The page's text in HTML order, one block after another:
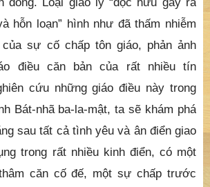
hỗn loạn” hình như đã thấm nhiễm
sự cố chấp tôn giáo, phản ảnh
điều căn bản của rất nhiều tín
cứu những giáo điều này trong
Bát-nhã ba-la-mật, ta sẽ khám phá
sau tất cả tình yêu và ân điển giao
trong rất nhiều kinh điển, có một
căn cố đế, một sự chấp trước